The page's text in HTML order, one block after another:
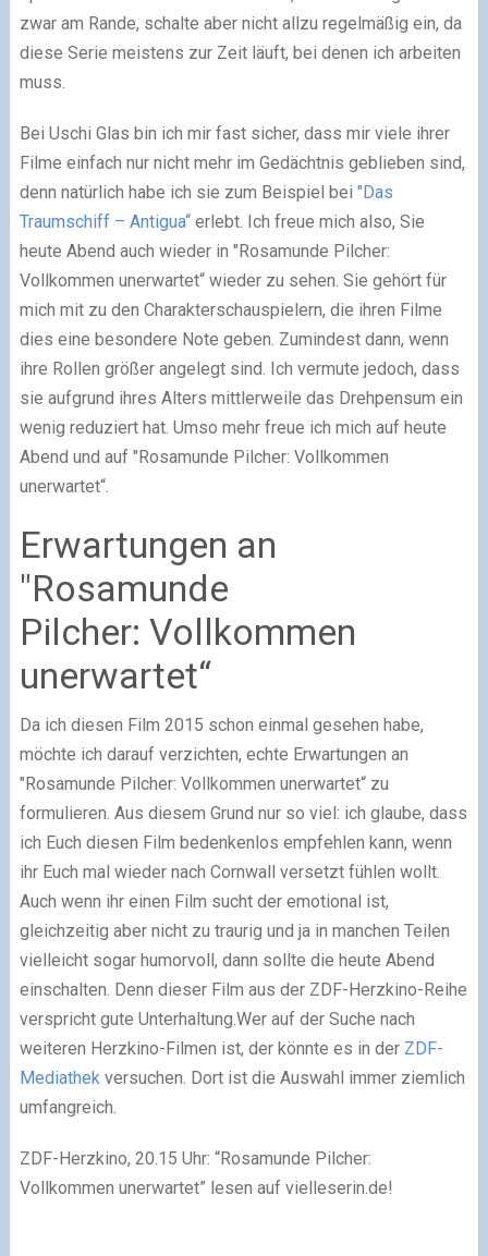
zwar am Rande, schalte aber nicht allzu regelmäßig ein, da
diese Serie meistens zur Zeit läuft, bei denen ich arbeiten
muss.
Bei Uschi Glas bin ich mir fast sicher, dass mir viele ihrer
Filme einfach nur nicht mehr im Gedächtnis geblieben sind,
denn natürlich habe ich sie zum Beispiel bei "Das
Traumschiff – Antigua“erlebt. Ich freue mich also, Sie
heute Abend auch wieder in "Rosamunde Pilcher:
Vollkommen unerwartet“ wieder zu sehen. Sie gehört für
mich mit zu den Charakterschauspielern, die ihren Filme
dies eine besondere Note geben. Zumindest dann, wenn
ihre Rollen größer angelegt sind. Ich vermute jedoch, dass
sie aufgrund ihres Alters mittlerweile das Drehpensum ein
wenig reduziert hat. Umso mehr freue ich mich auf heute
Abend und auf "Rosamunde Pilcher: Vollkommen
unerwartet“.
Erwartungen an
"Rosamunde
Pilcher: Vollkommen
unerwartet“
Da ich diesen Film 2015 schon einmal gesehen habe,
möchte ich darauf verzichten, echte Erwartungen an
"Rosamunde Pilcher: Vollkommen unerwartet“ zu
formulieren. Aus diesem Grund nur so viel: ich glaube, dass
ich Euch diesen Film bedenkenlos empfehlen kann, wenn
ihr Euch mal wieder nach Cornwall versetzt fühlen wollt.
Auch wenn ihr einen Film sucht der emotional ist,
gleichzeitig aber nicht zu traurig und ja in manchen Teilen
vielleicht sogar humorvoll, dann sollte die heute Abend
einschalten. Denn dieser Film aus der ZDF-Herzkino-Reihe
verspricht gute Unterhaltung.Wer auf der Suche nach
weiteren Herzkino-Filmen ist, der könnte es in der ZDF-
Mediathekversuchen. Dort ist die Auswahl immer ziemlich
umfangreich.
ZDF-Herzkino, 20.15 Uhr: “Rosamunde Pilcher:
Vollkommen unerwartet” lesen auf vielleserin.de!